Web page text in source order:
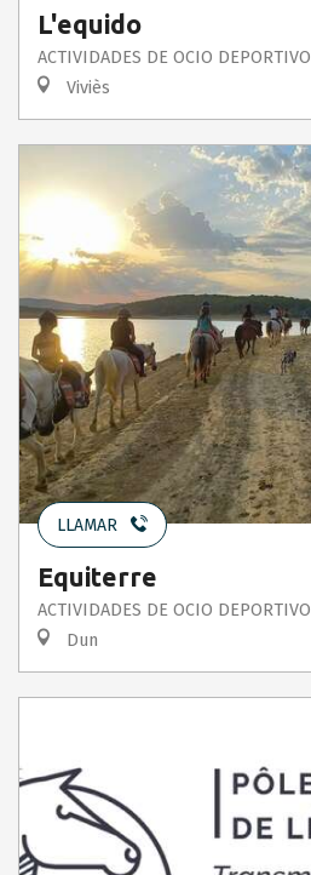
L'equido
ACTIVIDADES DE OCIO DEPORTIVO
Viviès
LLAMAR
Equiterre
ACTIVIDADES DE OCIO DEPORTIVO
Dun